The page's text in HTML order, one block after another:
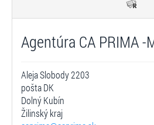
Agentúra CA PRIMA
Aleja Slobody 2203
pošta DK
Dolný Kubín
Žilinský kraj